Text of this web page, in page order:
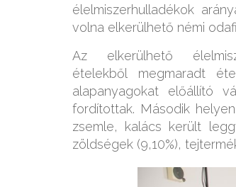
élelmiszerhulladékok
volna elkerülhető némi
Az elkerülhető
ételekből megmaradt
alapanyagokat előállító
fordítottak. Második
zsemle, kalács került
zöldségek (9,10%),